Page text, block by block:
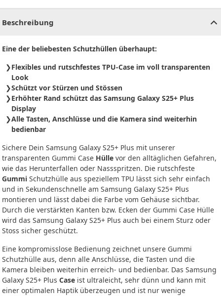
Beschreibung
Eine der beliebesten Schutzhüllen überhaupt:
Flexibles und rutschfestes TPU-Case im voll transparenten
Look
Schützt vor Stürzen und Stössen
Erhöhter Rand schützt das Samsung Galaxy S25+ Plus
Display
Alle Tasten, Anschlüsse und die Kamera sind weiterhin
bedienbar
Sichere Dein Samsung Galaxy S25+ Plus mit unserer
transparenten Gummi Case Hülle vor den alltäglichen Gefahren,
wie das Herunterfallen oder Nassspritzen. Die rutschfeste
Gummi Schutzhülle aus speziellem TPU lässt sich sehr einfach
und in Sekundenschnelle am Samsung Galaxy S25+ Plus
montieren und lässt dabei die Farbe vom Gehäuse sichtbar.
Durch die verstärkten Kanten bzw. Ecken der Gummi Case Hülle
wird das Samsung Galaxy S25+ Plus auch bei einem Sturz oder
Stoss sicher geschützt.
Eine kompromisslose Bedienung zeichnet unsere Gummi
Schutzhülle aus, denn alle Anschlüsse, die Tasten und die
Kamera bleiben weiterhin erreich- und bedienbar. Das Samsung
Galaxy S25+ Plus Case ist ultraleicht, sehr dünn und kann mit
einer optimalen Haptik überzeugen und ist nur wenige